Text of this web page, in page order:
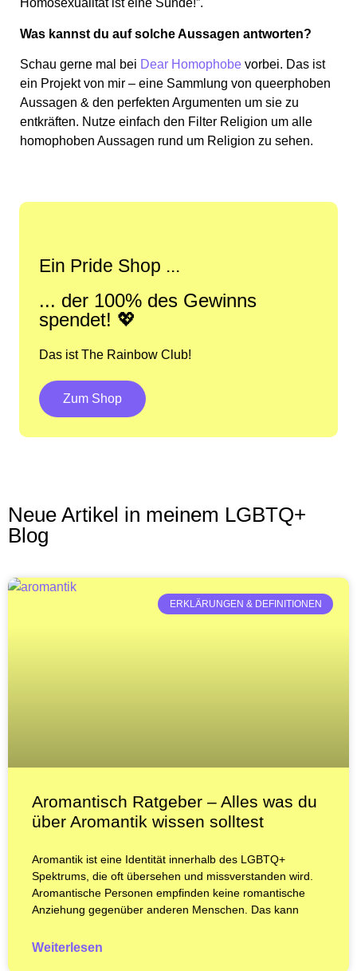
Homosexualität ist eine Sünde!”.
Was kannst du auf solche Aussagen antworten?
Schau gerne mal bei Dear Homophobe vorbei. Das ist
ein Projekt von mir – eine Sammlung von queerphoben
Aussagen & den perfekten Argumenten um sie zu
entkräften. Nutze einfach den Filter Religion um alle
homophoben Aussagen rund um Religion zu sehen.
Ein Pride Shop ...
... der 100% des Gewinns
spendet! 💖
Das ist The Rainbow Club!
Zum Shop
Neue Artikel in meinem LGBTQ+
Blog
ERKLÄRUNGEN & DEFINITIONEN
Aromantisch Ratgeber – Alles was du
über Aromantik wissen solltest
Aromantik ist eine Identität innerhalb des LGBTQ+
Spektrums, die oft übersehen und missverstanden wird.
Aromantische Personen empfinden keine romantische
Anziehung gegenüber anderen Menschen. Das kann
Weiterlesen